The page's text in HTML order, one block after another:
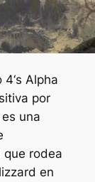
4‘s Alpha
por
una
rodea
en